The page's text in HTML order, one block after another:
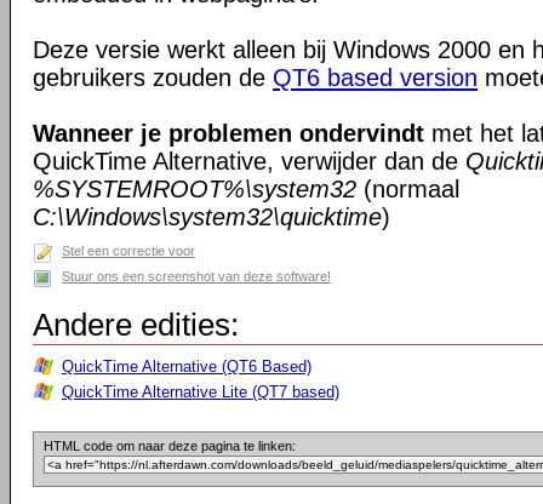
Deze versie werkt alleen bij Windows 2000 en
gebruikers zouden de QT6 based version
Wanneer je problemen ondervindt met het
QuickTime Alternative, verwijder dan de
%SYSTEMROOT%\system32 (normaal
C:\Windows\system32\quicktime)
Stel een correctie voor
Stuur ons een screenshot van deze software!
Andere edities:
QuickTime Alternative (QT6 Based)
QuickTime Alternative Lite (QT7 based)
HTML code om naar deze pagina te linken: